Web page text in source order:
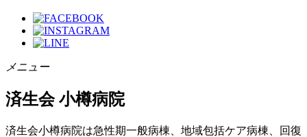
メニュー
済生会 小樽病院
済生会小樽病院は急性期一般病棟、地域包括ケア病棟、回復